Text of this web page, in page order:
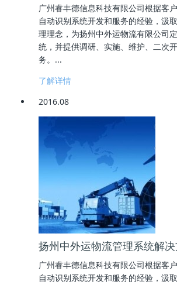
广州睿丰德信息科技有限公司根据客
自动识别系统开发和服务的经验，汲
理理念，为扬州中外运物流有限公司
统，并提供调研、实施、维护、二次
务。...
了解详情
2016.08
扬州中外运物流管理系统解
广州睿丰德信息科技有限公司根据客
自动识别系统开发和服务的经验，汲